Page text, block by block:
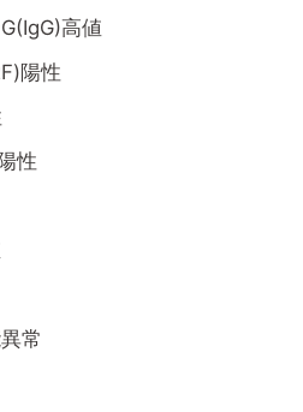
高値
陽性
性
常